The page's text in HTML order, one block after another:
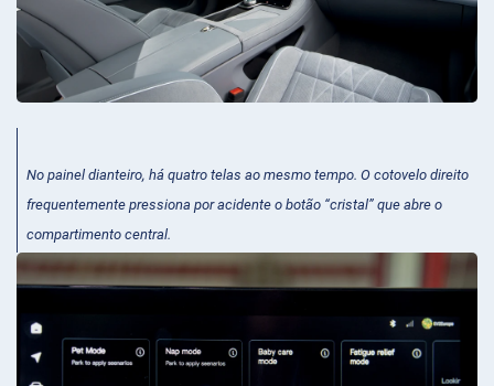
No painel dianteiro, há quatro telas ao mesmo tempo. O cotovelo direito
frequentemente pressiona por acidente o botão “cristal” que abre o
compartimento central.